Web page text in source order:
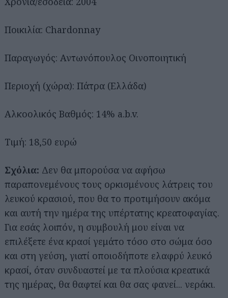
Ποικιλία: Chardonnay
Παραγωγός: Αντωνόπουλος Οινοποιητική
Περιοχή (χώρα): Πάτρα (Ελλάδα)
Αλκοολικός Βαθμός: 14% a.b.v.
Τιμή: 18,50 ευρώ
Σχόλια: Δεν θα μπορούσα να αφήσω
παραπονεμένους τους ορκισμένους λάτρεις του
λευκού κρασιού, που θα το προτιμήσουν ακόμα
και αυτή την ημέρα της υπέρτατης κρεατοφαγίας.
Για εσάς λοιπόν, η συμβουλή μου είναι να
επιλέξετε ένα κρασί γεμάτο τόσο στο σώμα όσο
και στη γεύση, γιατί οποιοδήποτε ελαφρύ λευκό
κρασί, όταν συνδυαστεί με τα πλούσια κρεατικά
της ημέρας, θα θαφτεί και θα σας φανεί... νεράκι.